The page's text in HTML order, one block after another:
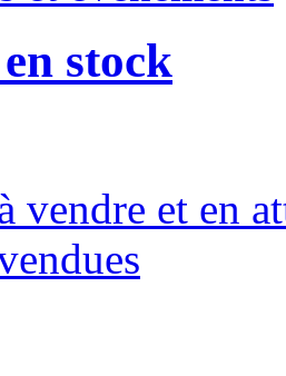
stock
vendre et en